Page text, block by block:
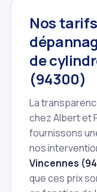
Nos
de
(94300)
La
chez Albert et
fournissons
nos
Vincennes
que ces prix